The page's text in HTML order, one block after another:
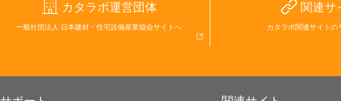
カタラボ運営団体
一般社団法人 日本建材・住宅設備産業協会サイトへ
関連サ
カタラボ関連サイトの